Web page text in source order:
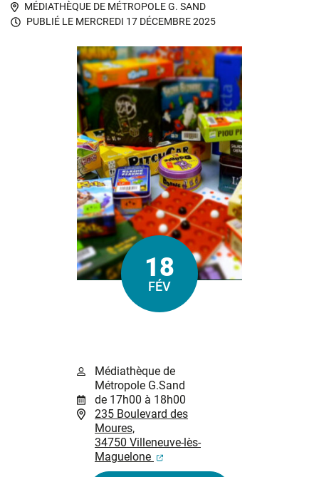
MÉDIATHÈQUE DE MÉTROPOLE G. SAND
PUBLIÉ LE MERCREDI 17 DÉCEMBRE 2025
Le
18
FÉV
Médiathèque de
Métropole G.Sand
de 17h00 à 18h00
235 Boulevard des
Moures,
34750 Villeneuve-lès-
Maguelone
(ouverture dans un nouvel